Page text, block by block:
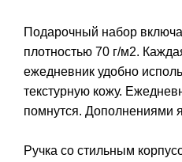
Подарочный набор
плотностью 70 г/м2.
ежедневник удобно
текстурную кожу.
помнутся. Дополнениями
Ручка со стильным